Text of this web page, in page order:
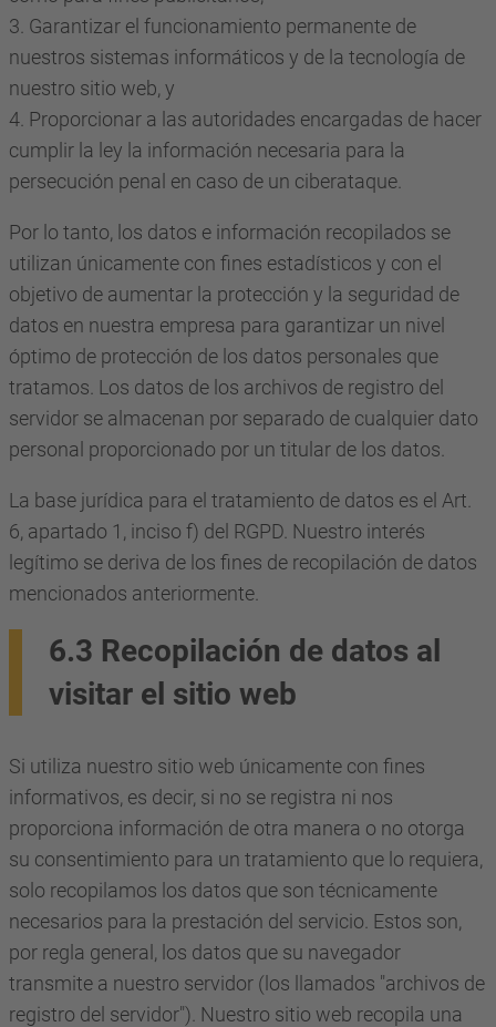
3. Garantizar el funcionamiento permanente de
nuestros sistemas informáticos y de la tecnología de
nuestro sitio web, y
4. Proporcionar a las autoridades encargadas de hacer
cumplir la ley la información necesaria para la
persecución penal en caso de un ciberataque.
Por lo tanto, los datos e información recopilados se
utilizan únicamente con fines estadísticos y con el
objetivo de aumentar la protección y la seguridad de
datos en nuestra empresa para garantizar un nivel
óptimo de protección de los datos personales que
tratamos. Los datos de los archivos de registro del
servidor se almacenan por separado de cualquier dato
personal proporcionado por un titular de los datos.
La base jurídica para el tratamiento de datos es el Art.
6, apartado 1, inciso f) del RGPD. Nuestro interés
legítimo se deriva de los fines de recopilación de datos
mencionados anteriormente.
6.3 Recopilación de datos al
visitar el sitio web
Si utiliza nuestro sitio web únicamente con fines
informativos, es decir, si no se registra ni nos
proporciona información de otra manera o no otorga
su consentimiento para un tratamiento que lo requiera,
solo recopilamos los datos que son técnicamente
necesarios para la prestación del servicio. Estos son,
por regla general, los datos que su navegador
transmite a nuestro servidor (los llamados "archivos de
registro del servidor"). Nuestro sitio web recopila una